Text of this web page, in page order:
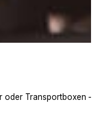
oder Transportboxen –